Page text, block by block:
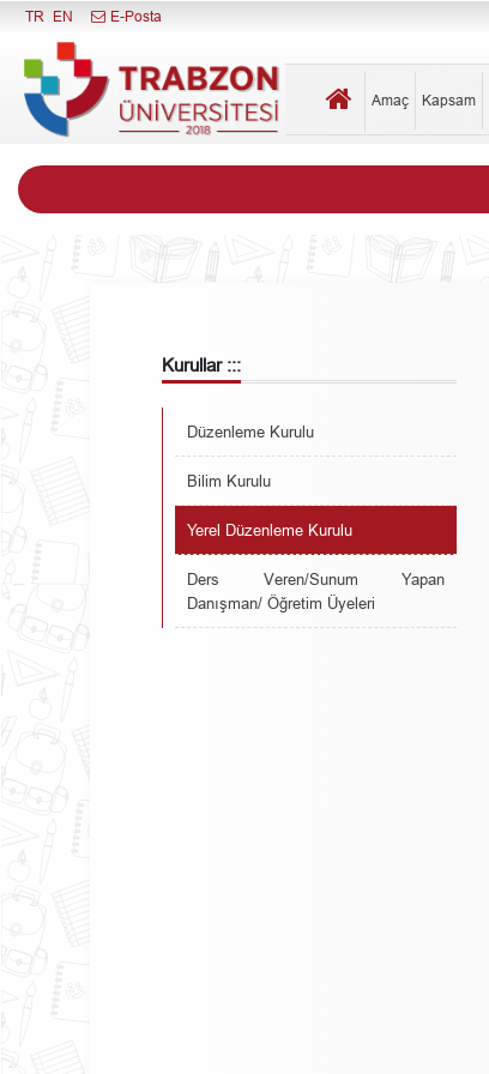
Menüyü Kapat
TR EN E-Posta
Amaç Kapsam
Kurullar :::
Düzenleme Kurulu
Bilim Kurulu
Yerel Düzenleme Kurulu
Ders Veren/Sunum Yapan
Danışman/ Öğretim Üyeleri